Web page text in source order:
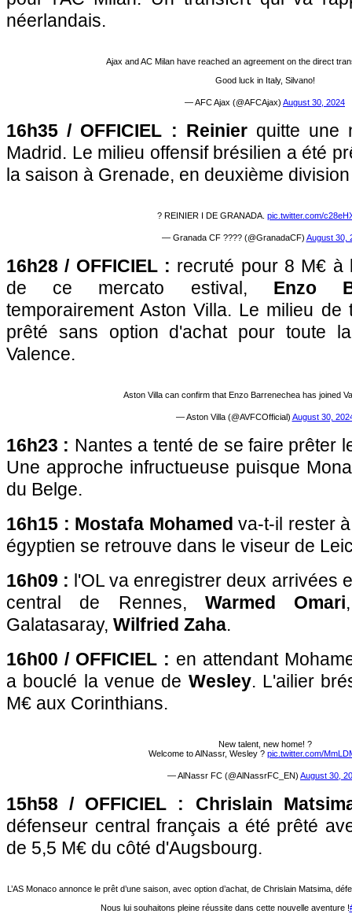
néerlandais.
Ajax and AC Milan have reached an agreement on the direct
Good luck in Italy, Silvano!
— AFC Ajax (@AFCAjax) August 30, 2024
16h35 / OFFICIEL : Reinierquitte une
Madrid. Le milieu offensif brésilien a été
la saison à Grenade, en deuxième
? REINIER I DE GRANADA. pic.twitter.com/
— Granada CF ???? (@GranadaCF) August 30,
16h28 / OFFICIEL : recruté pour 8 M€ à
de ce mercato estival, Enzo
temporairement Aston Villa. Le milieu
prêté sans option d'achat pour toute
Valence.
Aston Villa can confirm that Enzo Barrenechea has joined
— Aston Villa (@AVFCOfficial) August 30,
16h23 : Nantes a tenté de se faire prêter
Une approche infructueuse puisque
du Belge.
16h15 : Mostafa Mohamedva-t-il rester
égyptien se retrouve dans le viseur de
16h09 : l'OL va enregistrer deux arrivées
central de Rennes, Warmed Omari
Galatasaray, Wilfried Zaha.
16h00 / OFFICIEL : en attendant
a bouclé la venue de Wesley. L'ailier
M€ aux Corinthians.
New talent, new home! ?
Welcome to AlNassr, Wesley ? pic.twitter.com/
— AlNassr FC (@AlNassrFC_EN) August 30,
15h58 / OFFICIEL : Chrislain
défenseur central français a été prêté
de 5,5 M€ du côté d'Augsbourg.
L’AS Monaco annonce le prêt d’une saison, avec option d’achat, de Chrislain Matsima,
Nous lui souhaitons pleine réussite dans cette nouvelle aventure !